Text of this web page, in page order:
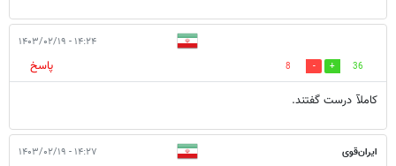
۱۴:۲۴ - ۱۴۰۳/۰۲/۱۹
36
8
پاسخ
کاملآ درست گفتند.
ایران‌قوی ۱۴:۲۷ - ۱۴۰۳/۰۲/۱۹